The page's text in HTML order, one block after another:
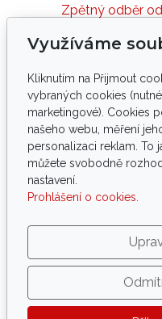
Zpětný odběr
Tento web byl
palmology,
Podporujeme
Využíváme
Kliknutím na Přijmout
vybraných cookies
marketingové). Cookies
našeho webu, měření
personalizaci reklam. To
můžete svobodně
nastavení.
Prohlášení o cookies.